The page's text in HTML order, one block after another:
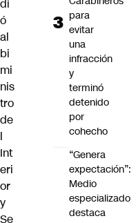
di
ó
al
bi
mi
nis
tro
de
l
Int
eri
or
y
Se
para
evitar
una
infracción
y
terminó
detenido
por
cohecho
“Genera
expectación”:
Medio
especializado
destaca